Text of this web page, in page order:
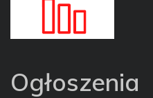
Ogłoszenia